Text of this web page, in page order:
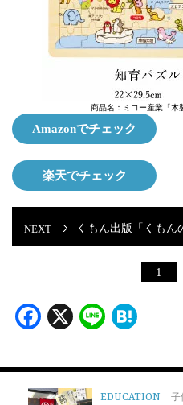
商品名：ミコー産業「木
Amazonでチェック
楽天でチェック
くもん出版「くもん
1
Facebook
X Line
EDUCATION 子